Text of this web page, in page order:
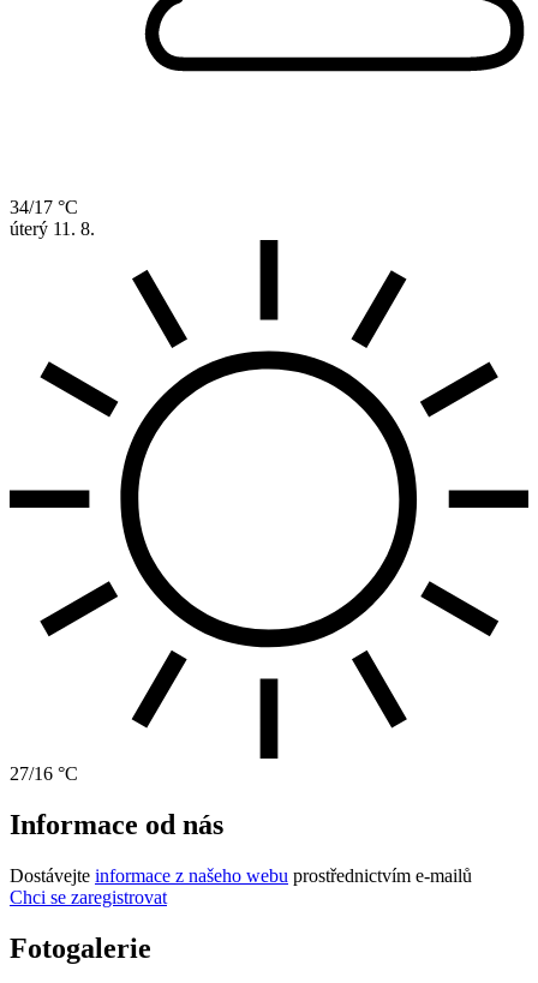
34/17 °C
úterý 11. 8.
27/16 °C
Informace od nás
Dostávejte informace z našeho webu prostřednictvím e-mailů
Chci se zaregistrovat
Fotogalerie